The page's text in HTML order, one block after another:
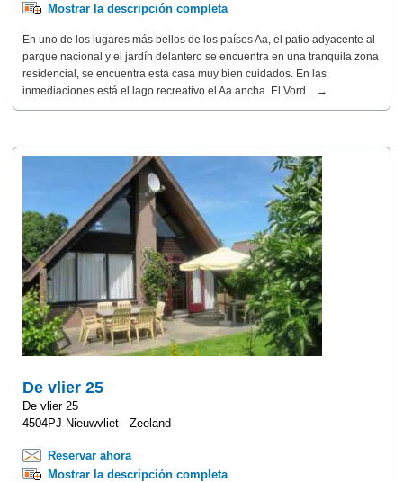
Mostrar la descripción completa
En uno de los lugares más bellos de los países Aa, el patio adyacente al
parque nacional y el jardín delantero se encuentra en una tranquila zona
residencial, se encuentra esta casa muy bien cuidados. En las
inmediaciones está el lago recreativo el Aa ancha. El Vord... →
De vlier 25
De vlier 25
4504PJ Nieuwvliet - Zeeland
Reservar ahora
Mostrar la descripción completa